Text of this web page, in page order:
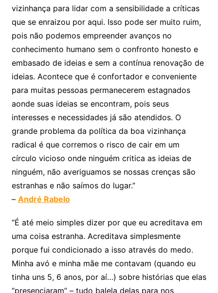
vizinhança para lidar com a sensibilidade a críticas
que se enraizou por aqui. Isso pode ser muito ruim,
pois não podemos empreender avanços no
conhecimento humano sem o confronto honesto e
embasado de ideias e sem a contínua renovação de
ideias. Acontece que é confortador e conveniente
para muitas pessoas permanecerem estagnados
aonde suas ideias se encontram, pois seus
interesses e necessidades já são atendidos. O
grande problema da política da boa vizinhança
radical é que corremos o risco de cair em um
círculo vicioso onde ninguém critica as ideias de
ninguém, não averiguamos se nossas crenças são
estranhas e não saímos do lugar.”
– André Rabelo
“É até meio simples dizer por que eu acreditava em
uma coisa estranha. Acreditava simplesmente
porque fui condicionado a isso através do medo.
Minha avó e minha mãe me contavam (quando eu
tinha uns 5, 6 anos, por aí…) sobre histórias que elas
“presenciaram” – tudo balela delas para nos